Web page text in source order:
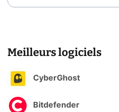
Meilleurs logiciels
CyberGhost
Bitdefender